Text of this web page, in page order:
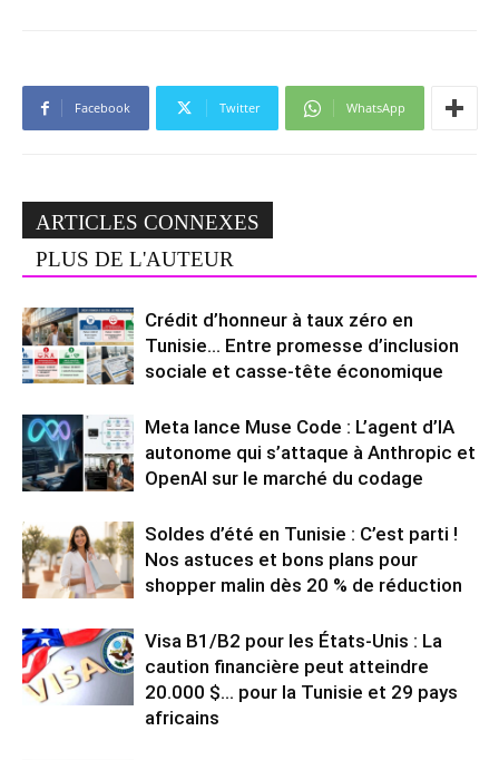
Facebook Twitter WhatsApp
ARTICLES CONNEXES
PLUS DE L'AUTEUR
Crédit d’honneur à taux zéro en
Tunisie… Entre promesse d’inclusion
sociale et casse-tête économique
Meta lance Muse Code : L’agent d’IA
autonome qui s’attaque à Anthropic et
OpenAI sur le marché du codage
Soldes d’été en Tunisie : C’est parti !
Nos astuces et bons plans pour
shopper malin dès 20 % de réduction
Visa B1/B2 pour les États-Unis : La
caution financière peut atteindre
20.000 $… pour la Tunisie et 29 pays
africains